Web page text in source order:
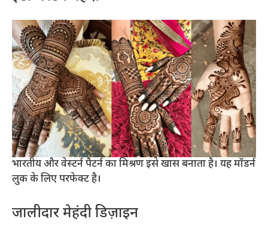
भारतीय और वेस्टर्न पैटर्न का मिश्रण इसे खास बनाता है। यह मॉडर्न
लुक के लिए परफेक्ट है।
जालीदार मेहंदी डिज़ाइन